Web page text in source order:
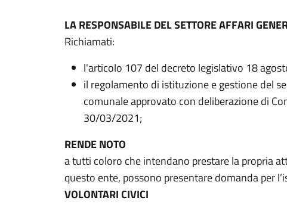
LA RESPONSABILE DEL SETTORE AFFARI
Richiamati:
l'articolo 107 del decreto legislativo 18
il regolamento di istituzione e gestione del
comunale approvato con deliberazione di
30/03/2021;
RENDE NOTO
a tutti coloro che intendano prestare la propria
questo ente, possono presentare domanda per
VOLONTARI CIVICI